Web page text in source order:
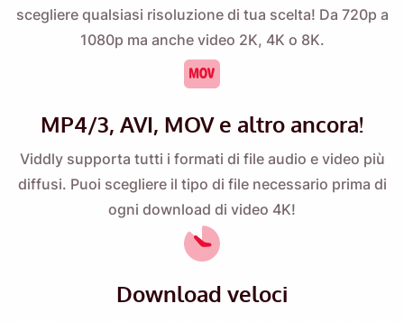
scegliere qualsiasi risoluzione di tua scelta! Da 720p a
1080p ma anche video 2K, 4K o 8K.
MP4/3, AVI, MOV e altro ancora!
Viddly supporta tutti i formati di file audio e video più
diffusi. Puoi scegliere il tipo di file necessario prima di
ogni download di video 4K!
Download veloci